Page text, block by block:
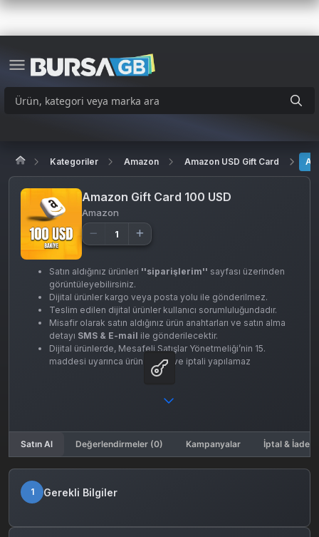
Kategoriler Amazon Amazon USD Gift Card
Amazon Gift Card 100 USD
Amazon
Satın aldığınız ürünleri ''siparişlerim'' sayfası üzerinden
görüntüleyebilirsiniz.
Dijital ürünler kargo veya posta yolu ile gönderilmez.
Teslim edilen dijital ürünler kullanıcı sorumluluğundadır.
Misafir olarak satın aldığınız ürün anahtarları ve satın alma
detayı SMS & E-mail ile gönderilecektir.
Dijital ürünlerde, Mesafeli Satışlar Yönetmeliği’nin 15.
maddesi uyarınca ürün iadesi ve iptali yapılamaz
Satın Al Değerlendirmeler (0) Kampanyalar İptal & İade
1 Gerekli Bilgiler